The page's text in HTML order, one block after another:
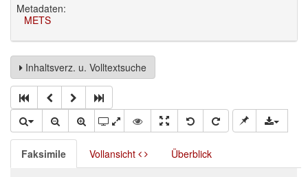
Metadaten:
METS
Inhaltsverz. u. Volltextsuche
Faksimile Vollansicht Überblick